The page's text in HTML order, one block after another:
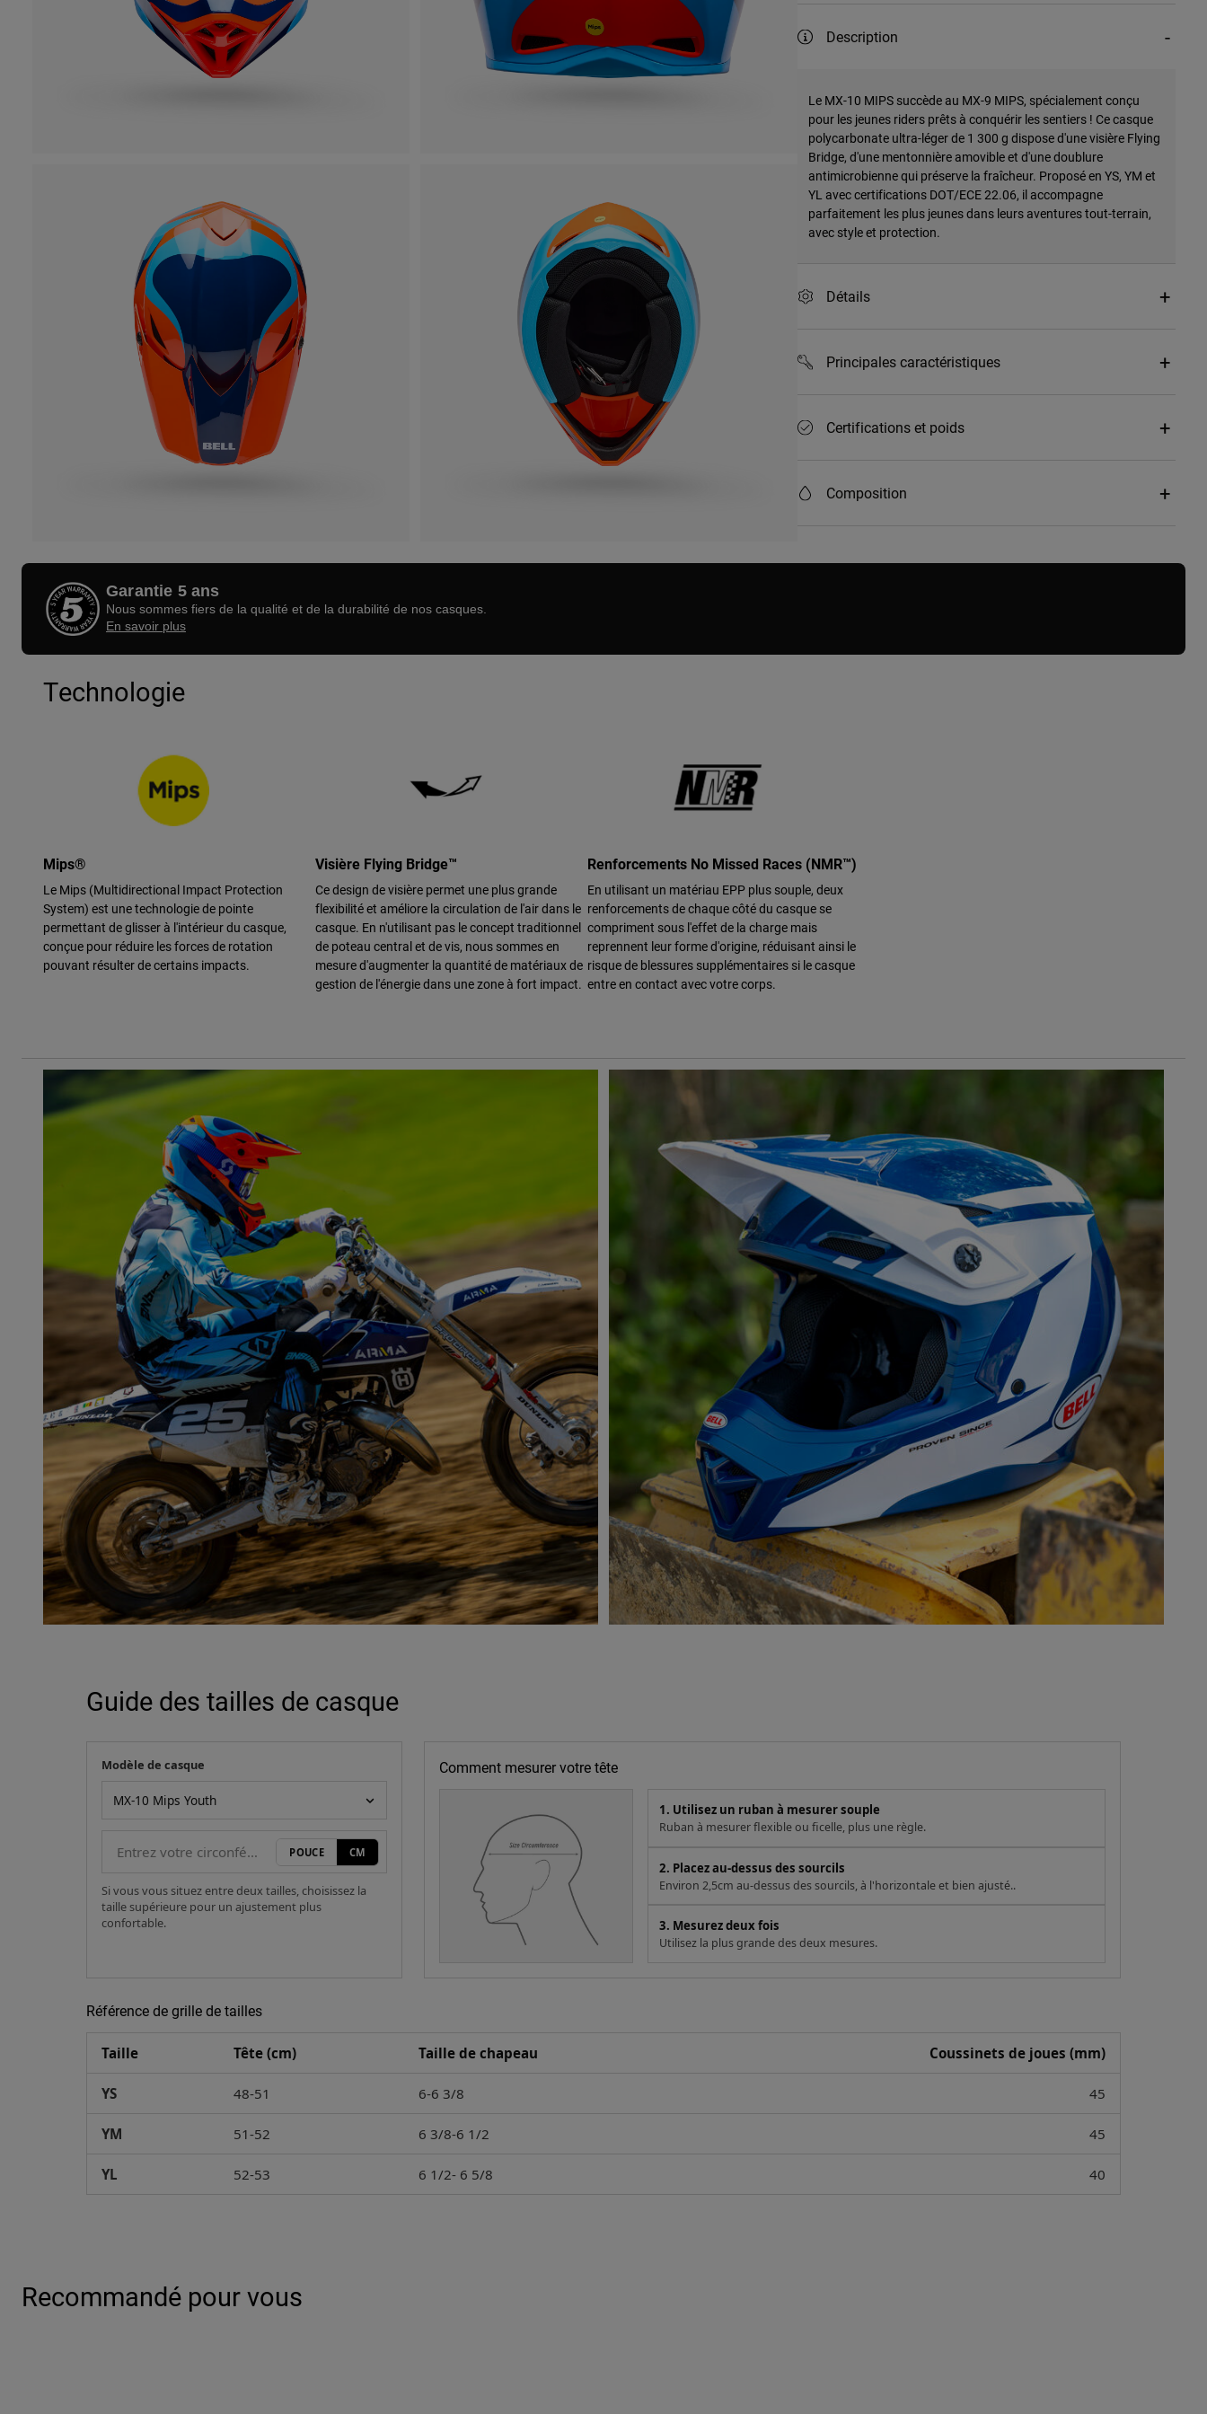
Description
Le MX-10 MIPS succède au MX-9 MIPS, spécialement conçu
pour les jeunes riders prêts à conquérir les sentiers ! Ce casque
polycarbonate ultra-léger de 1 300 g dispose d'une visière Flying
Bridge, d'une mentonnière amovible et d'une doublure
antimicrobienne qui préserve la fraîcheur. Proposé en YS, YM et
YL avec certifications DOT/ECE 22.06, il accompagne
parfaitement les plus jeunes dans leurs aventures tout-terrain,
avec style et protection.
Détails
Principales caractéristiques
Certifications et poids
Composition
Garantie 5 ans
Nous sommes fiers de la qualité et de la durabilité de nos casques.
En savoir plus
Technologie
Mips®
Le Mips (Multidirectional Impact Protection
System) est une technologie de pointe
permettant de glisser à l'intérieur du casque,
conçue pour réduire les forces de rotation
pouvant résulter de certains impacts.
Visière Flying Bridge™
Ce design de visière permet une plus grande
flexibilité et améliore la circulation de l'air dans le
casque. En n'utilisant pas le concept traditionnel
de poteau central et de vis, nous sommes en
mesure d'augmenter la quantité de matériaux de
gestion de l'énergie dans une zone à fort impact.
Renforcements No Missed Races (NMR™)
En utilisant un matériau EPP plus souple, deux
renforcements de chaque côté du casque se
compriment sous l'effet de la charge mais
reprennent leur forme d'origine, réduisant ainsi le
risque de blessures supplémentaires si le casque
entre en contact avec votre corps.
Guide des tailles de casque
Comment mesurer votre tête
1. Utilisez un ruban à mesurer souple
Ruban à mesurer flexible ou ficelle, plus une règle.
2. Placez au-dessus des sourcils
Environ 2,5cm au-dessus des sourcils, à l'horizontale et bien ajusté..
3. Mesurez deux fois
Utilisez la plus grande des deux mesures.
Votre mesure
Modèle de casque
POUCE CM
Si vous vous situez entre deux tailles, choisissez la
taille supérieure pour un ajustement plus
confortable.
Référence de grille de tailles
Taille Tête (cm) Taille de chapeau Coussinets de joues (mm)
YS 48-51 6-6 3/8 45
YM 51-52 6 3/8-6 1/2 45
YL 52-53 6 1/2- 6 5/8 40
Recommandé pour vous